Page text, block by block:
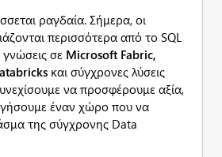
ραγδαία. Σήμερα, οι
περισσότερα από το SQL
σε Microsoft Fabric,
και σύγχρονες λύσεις
να προσφέρουμε αξία,
έναν χώρο που να
της σύγχρονης Data